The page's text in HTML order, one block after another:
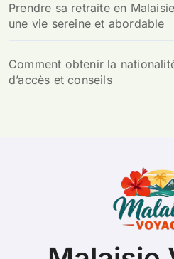
Prendre sa retraite en
une vie sereine et abordable
Comment obtenir la
d’accès et conseils